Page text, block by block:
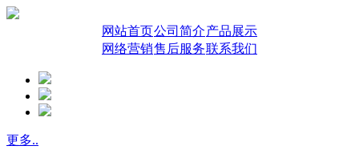
网站首页公司简介产品展示
网络营销售后服务联系我们
更多..